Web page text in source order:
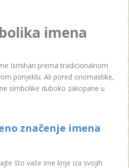
imena
Ismihan prema tradicionalnom
porijeklu. Ali pored onomastike,
simbolike duboko zakopane u
značenje imena
što vaše ime krije iza svojih